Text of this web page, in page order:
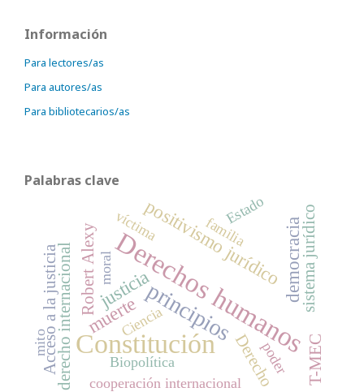
Información
Para lectores/as
Para autores/as
Para bibliotecarios/as
Palabras clave
Derechos humanos
Constitución
principios
justicia
muerte
positivismo jurídico democracia
derecho internacionalRobert Alexy
Derecho
Acceso a la justicia sistema jurídico
T-MEC
Ciencia
moral
Biopolítica
cooperación internacional
familia
mito
Estado
poder
víctima